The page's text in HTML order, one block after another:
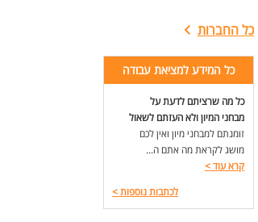
כל החברות
כל המידע למציאת עבודה
כל מה שרציתם לדעת על
מבחני המיון ולא העזתם לשאול
זומנתם למבחני מיון ואין לכם
מושג לקראת מה אתם ה...
קרא עוד>
לכתבות נוספות>